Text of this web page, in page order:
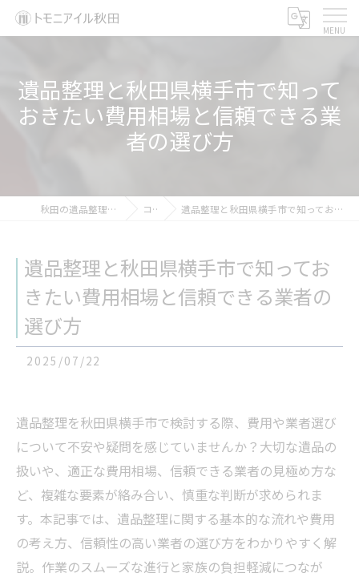
遺品整理と秋田県横手市で知って
おきたい費用相場と信頼できる業
者の選び方
秋田の遺品整理ならトモニアイル秋田 コラム 遺品整理と秋田県横手市で知っておきたい費用相場と信頼できる業者の選び方
遺品整理と秋田県横手市で知ってお
きたい費用相場と信頼できる業者の
選び方
2025/07/22
遺品整理を秋田県横手市で検討する際、費用や業者選び
について不安や疑問を感じていませんか？大切な遺品の
扱いや、適正な費用相場、信頼できる業者の見極め方な
ど、複雑な要素が絡み合い、慎重な判断が求められま
す。本記事では、遺品整理に関する基本的な流れや費用
の考え方、信頼性の高い業者の選び方をわかりやすく解
説。作業のスムーズな進行と家族の負担軽減につなが